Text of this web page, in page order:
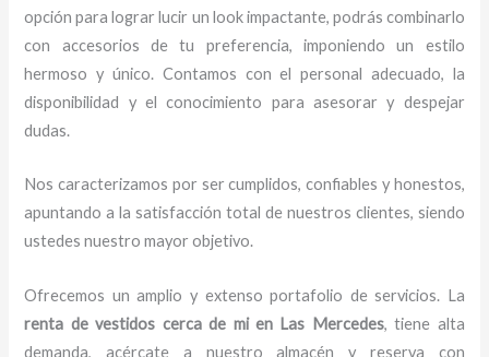
opción para lograr lucir un look impactante, podrás combinarlo
con accesorios de tu preferencia, imponiendo un estilo
hermoso y único. Contamos con el personal adecuado, la
disponibilidad y el conocimiento para asesorar y despejar
dudas.
Nos caracterizamos por ser cumplidos, confiables y honestos,
apuntando a la satisfacción total de nuestros clientes, siendo
ustedes nuestro mayor objetivo.
Ofrecemos un amplio y extenso portafolio de servicios. La
renta de vestidos cerca de mien Las Mercedes, tiene alta
demanda, acércate a nuestro almacén y reserva con